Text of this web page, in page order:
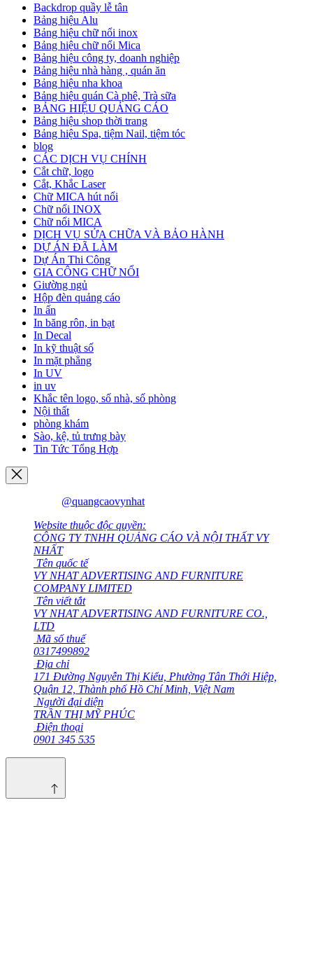
Backdrop quầy lễ tân
Bảng hiệu Alu
Bảng hiệu chữ nổi inox
Bảng hiệu chữ nổi Mica
Bảng hiệu công ty, doanh nghiệp
Bảng hiệu nhà hàng , quán ăn
Bảng hiệu nha khoa
Bảng hiệu quán Cà phê, Trà sữa
BẢNG HIỆU QUẢNG CÁO
Bảng hiệu shop thời trang
Bảng hiệu Spa, tiệm Nail, tiệm tóc
blog
CÁC DỊCH VỤ CHÍNH
Cắt chữ, logo
Cắt, Khắc Laser
Chữ MICA hút nổi
Chữ nổi INOX
Chữ nổi MICA
DỊCH VỤ SỬA CHỮA VÀ BẢO HÀNH
DỰ ÁN ĐÃ LÀM
Dự Án Thi Công
GIA CÔNG CHỮ NỔI
Giường ngủ
Hộp đèn quảng cáo
In ấn
In băng rôn, in bạt
In Decal
In kỹ thuật số
In mặt phẳng
In UV
in uv
Khắc tên logo, số nhà, số phòng
Nội thất
phòng khám
Sào, kệ, tủ trưng bày
Tin Tức Tổng Hợp
@quangcaovynhat
Website thuộc độc quyền:
CÔNG TY TNHH QUẢNG CÁO VÀ NỘI THẤT VY
NHẤT
Tên quốc tế
VY NHAT ADVERTISING AND FURNITURE
COMPANY LIMITED
Tên viết tắt
VY NHAT ADVERTISING AND FURNITURE CO.,
LTD
Mã số thuế
0317499892
Địa chỉ
171 Đường Nguyễn Thị Kiểu, Phường Tân Thới Hiệp,
Quận 12, Thành phố Hồ Chí Minh, Việt Nam
Người đại diện
TRẦN THỊ MỸ PHÚC
Điện thoại
0901 345 535